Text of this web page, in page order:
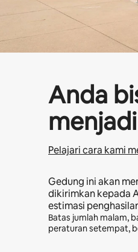
Anda
Pelajari cara kami
Gedung ini akan
dikirimkan kepada
estimasi
Batas jumlah malam,
peraturan setempat,